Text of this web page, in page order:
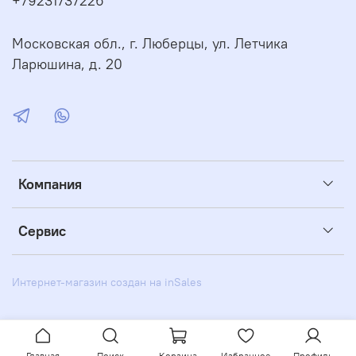
Компания
Сервис
Московская обл., г. Люберцы, ул. Летчика
Ларюшина, д. 20
Интернет-магазин создан на inSales